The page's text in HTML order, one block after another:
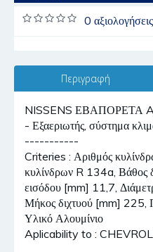
0 αξιολογήσεις
Περιγραφή
NISSENS ΕΒΑΠΟΡΕΤΑ
- Εξαεριωτής, σύστημα
-----------
Criteries : Αριθμός
κυλίνδρων R 134a, Βάθος
εισόδου [mm] 11,7,
Μήκος διχτυού [mm] 225,
Υλικό Αλουμίνιο
Aplicability to :